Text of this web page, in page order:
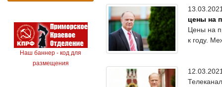
Наш баннер - код для
размещения
цены на
Цены на
к году.